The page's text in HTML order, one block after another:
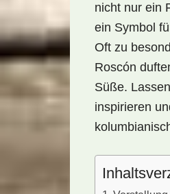
nicht nur ein
ein Symbol
Oft zu
Roscón
Süße.
inspirieren